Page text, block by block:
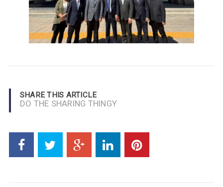
SHARE THIS ARTICLE
DO THE SHARING THINGY